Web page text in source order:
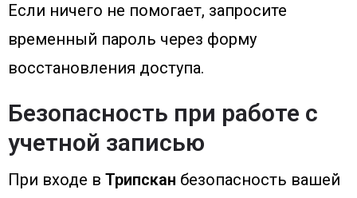
Если ничего не помогает, запросите
временный пароль через форму
восстановления доступа.
Безопасность при работе с
учетной записью
При входе в Трипскан безопасность вашей